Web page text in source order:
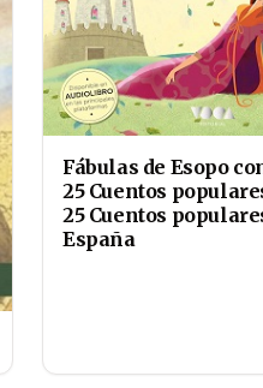
Fábulas de Esopo
25 Cuentos
25 Cuentos
España